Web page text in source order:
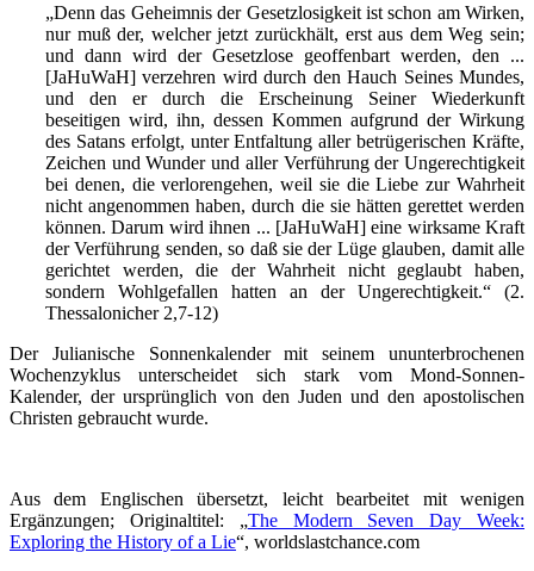
„Denn das Geheimnis der Gesetzlosigkeit ist schon am Wirken,
nur muß der, welcher jetzt zurückhält, erst aus dem Weg sein;
und dann wird der Gesetzlose geoffenbart werden, den ...
[JaHuWaH] verzehren wird durch den Hauch Seines Mundes,
und den er durch die Erscheinung Seiner Wiederkunft
beseitigen wird, ihn, dessen Kommen aufgrund der Wirkung
des Satans erfolgt, unter Entfaltung aller betrügerischen Kräfte,
Zeichen und Wunder und aller Verführung der Ungerechtigkeit
bei denen, die verlorengehen, weil sie die Liebe zur Wahrheit
nicht angenommen haben, durch die sie hätten gerettet werden
können. Darum wird ihnen ... [JaHuWaH] eine wirksame Kraft
der Verführung senden, so daß sie der Lüge glauben, damit alle
gerichtet werden, die der Wahrheit nicht geglaubt haben,
sondern Wohlgefallen hatten an der Ungerechtigkeit.“ (2.
Thessalonicher 2,7-12)
Der Julianische Sonnenkalender mit seinem ununterbrochenen
Wochenzyklus unterscheidet sich stark vom Mond-Sonnen-
Kalender, der ursprünglich von den Juden und den apostolischen
Christen gebraucht wurde.
Aus dem Englischen übersetzt, leicht bearbeitet mit wenigen
Ergänzungen; Originaltitel: „The Modern Seven Day Week:
Exploring the History of a Lie“, worldslastchance.com